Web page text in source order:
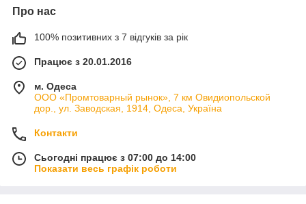
Про нас
100% позитивних з 7 відгуків за рік
Працює з 20.01.2016
м. Одеса
ООО «Промтоварный рынок», 7 км Овидиопольской
дор., ул. Заводская, 1914, Одеса, Україна
Контакти
Сьогодні працює з 07:00 до 14:00
Показати весь графік роботи